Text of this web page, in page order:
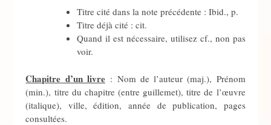
Titre cité dans la note précédente : Ibid., p.
Titre déjà cité : cit.
Quand il est nécessaire, utilisez cf., non pas
voir.
Chapitre d’un livre: Nom de l’auteur (maj.), Prénom
(min.), titre du chapitre (entre guillemet), titre de l’œuvre
(italique), ville, édition, année de publication, pages
consultées.